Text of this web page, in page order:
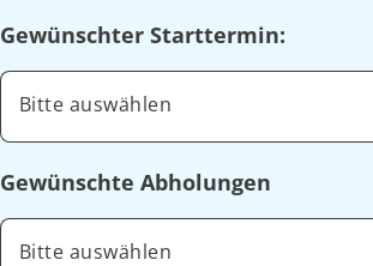
Gewünschter Starttermin:
Bitte auswählen
Gewünschte Abholungen
Bitte auswählen